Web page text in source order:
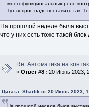
многофункциональных реле
Тут вопрос надо поставить так:
На прошлой неделе была
что у них есть тоже такой
Re: Автоматика на
« Ответ #8 : 20 Июнь 2023,
Цитата: Sharfik от 20 Июнь 2023,
На прошлой неделе была